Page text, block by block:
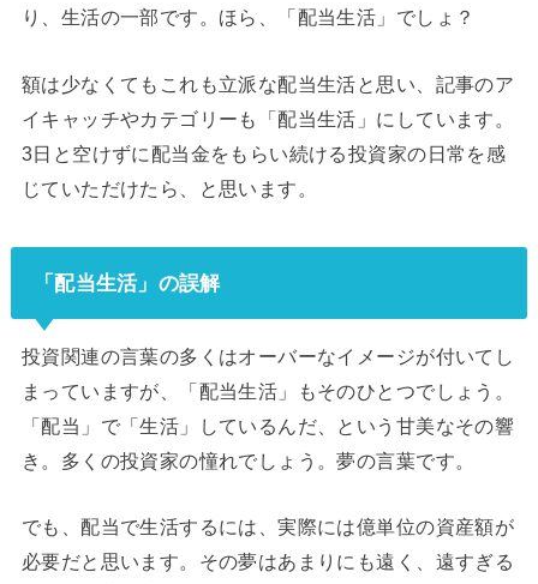
り、生活の一部です。ほら、「配当生活」でしょ？
額は少なくてもこれも立派な配当生活と思い、記事のア
イキャッチやカテゴリーも「配当生活」にしています。
3日と空けずに配当金をもらい続ける投資家の日常を感
じていただけたら、と思います。
「配当生活」の誤解
投資関連の言葉の多くはオーバーなイメージが付いてし
まっていますが、「配当生活」もそのひとつでしょう。
「配当」で「生活」しているんだ、という甘美なその響
き。多くの投資家の憧れでしょう。夢の言葉です。
でも、配当で生活するには、実際には億単位の資産額が
必要だと思います。その夢はあまりにも遠く、遠すぎる